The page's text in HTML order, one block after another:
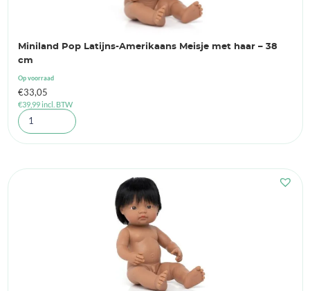
Miniland Pop Latijns-Amerikaans Meisje met haar – 38
cm
Op voorraad
€33,05
€39,99incl. BTW